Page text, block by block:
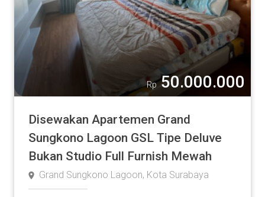
Rp 50.000.000
Disewakan Apartemen Grand
Sungkono Lagoon GSL Tipe Deluve
Bukan Studio Full Furnish Mewah
Grand Sungkono Lagoon, Kota Surabaya